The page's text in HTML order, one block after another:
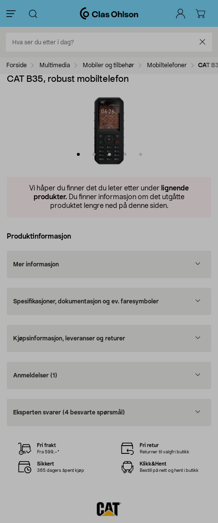
Forside Multimedia Mobiler og tilbehør Mobiltelefoner CAT
CAT B35, robust mobiltelefon
Vi håper du finner det du leter etter under lignende
produkter. Du finner informasjon om det utgåtte
produktet lengre ned på denne siden.
Produktinformasjon
Mer informasjon
Spesifikasjoner, dokumentasjon og ev. faresymboler
Kjøpsinformasjon, leveranser og returer
Anmeldelser (1)
Eksperten svarer (4 besvarte spørsmål)
Fri frakt
Fra 599,–*
Fri retur
Returner til valgfri butikk
Sikkert
365 dagers åpent kjøp
Klikk&Hent
Bestill på nett og hent i butikk